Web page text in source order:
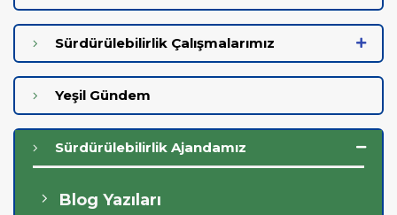
Sürdürülebilirlik Çalışmalarımız
Yeşil Gündem
Sürdürülebilirlik Ajandamız
Blog Yazıları